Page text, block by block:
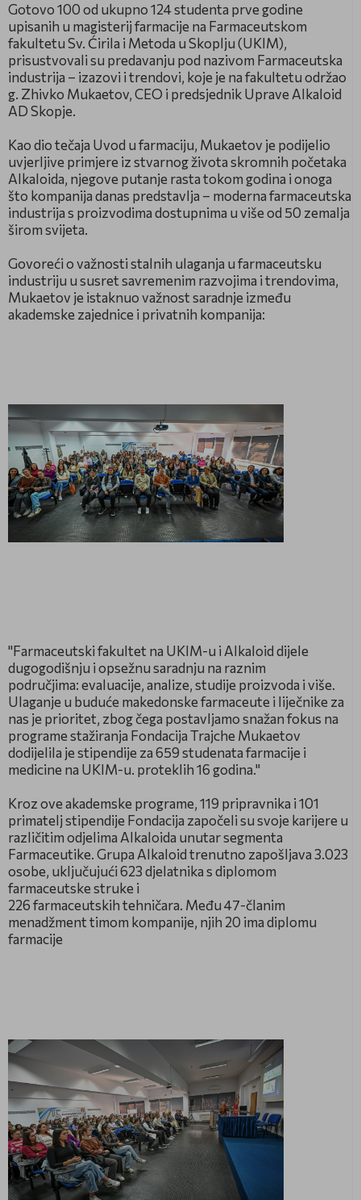
Gotovo 100 od ukupno 124 studenta prve godine
upisanih u magisterij farmacije na Farmaceutskom
fakultetu Sv. Ćirila i Metoda u Skoplju (UKIM),
prisustvovali su predavanju pod nazivom Farmaceutska
industrija – izazovi i trendovi, koje je na fakultetu održao
g. Zhivko Mukaetov, CEO i predsjednik Uprave Alkaloid
AD Skopje.
Kao dio tečaja Uvod u farmaciju, Mukaetov je podijelio
uvjerljive primjere iz stvarnog života skromnih početaka
Alkaloida, njegove putanje rasta tokom godina i onoga
što kompanija danas predstavlja – moderna farmaceutska
industrija s proizvodima dostupnima u više od 50 zemalja
širom svijeta.
Govoreći o važnosti stalnih ulaganja u farmaceutsku
industriju u susret savremenim razvojima i trendovima,
Mukaetov je istaknuo važnost saradnje između
akademske zajednice i privatnih kompanija:
"Farmaceutski fakultet na UKIM-u i Alkaloid dijele
dugogodišnju i opsežnu saradnju na raznim
područjima: evaluacije, analize, studije proizvoda i više.
Ulaganje u buduće makedonske farmaceute i liječnike za
nas je prioritet, zbog čega postavljamo snažan fokus na
programe stažiranja Fondacija Trajche Mukaetov
dodijelila je stipendije za 659 studenata farmacije i
medicine na UKIM-u. proteklih 16 godina."
Kroz ove akademske programe, 119 pripravnika i 101
primatelj stipendije Fondacija započeli su svoje karijere u
različitim odjelima Alkaloida unutar segmenta
Farmaceutike. Grupa Alkaloid trenutno zapošljava 3.023
osobe, uključujući 623 djelatnika s diplomom
farmaceutske struke i
226 farmaceutskih tehničara. Među 47-članim
menadžment timom kompanije, njih 20 ima diplomu
farmacije